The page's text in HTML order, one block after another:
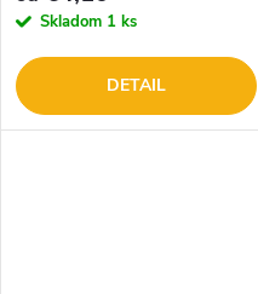
Skladom 1 ks
DETAIL